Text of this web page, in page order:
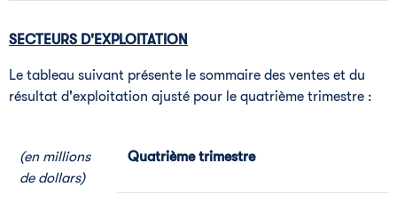
SECTEURS D'EXPLOITATION
Le tableau suivant présente le sommaire des ventes et du
résultat d'exploitation ajusté pour le quatrième trimestre :
(en millions
de dollars)
Quatrième trimestre